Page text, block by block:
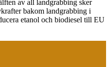
av all landgrabbing sker
bakom landgrabbing i
etanol och biodiesel till EU